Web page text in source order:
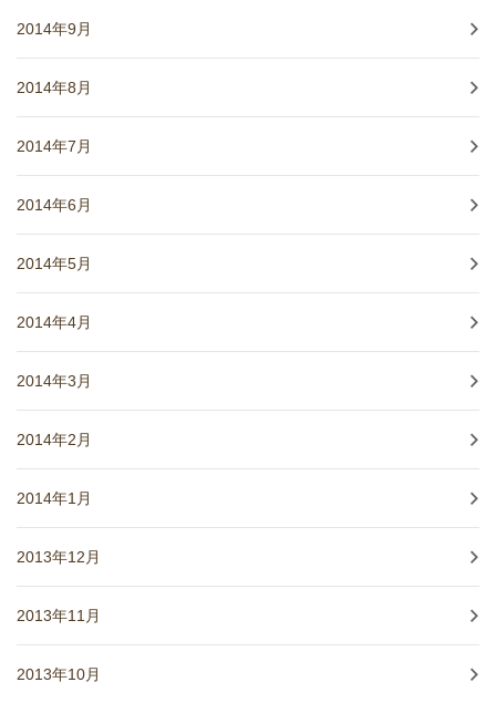
2014年9月
2014年8月
2014年7月
2014年6月
2014年5月
2014年4月
2014年3月
2014年2月
2014年1月
2013年12月
2013年11月
2013年10月